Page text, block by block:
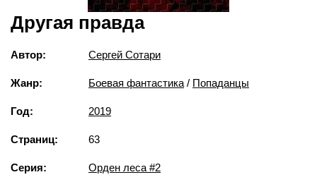
Другая правда
Автор: Сергей Сотари
Жанр: Боевая фантастика / Попаданцы
Год: 2019
Страниц: 63
Серия: Орден леса #2